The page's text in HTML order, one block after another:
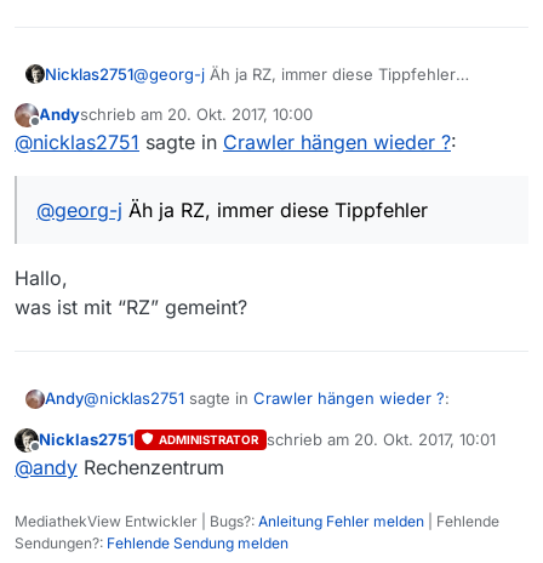
Nicklas2751@georg-j Äh ja RZ, immer diese Tippfehler
Offline
Andyschrieb am 20. Okt. 2017, 10:00
zuletzt editiert von
@nicklas2751 sagte in Crawler hängen wieder ?:
@georg-j Äh ja RZ, immer diese Tippfehler
Hallo,
was ist mit “RZ” gemeint?
Andy@nicklas2751 sagte in Crawler hängen wieder ?:
@georg-jÄh ja RZ, immer diese Tippfehler
Hallo,
was ist mit “RZ” gemeint?
Offline
Nicklas2751 ADMINISTRATOR schrieb am 20. Okt. 2017, 10:01
zuletzt editiert von
@andy Rechenzentrum
MediathekView Entwickler | Bugs?: Anleitung Fehler melden | Fehlende
Sendungen?: Fehlende Sendung melden